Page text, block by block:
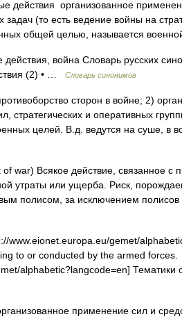
действия организованное
(то есть ведение войны на
общей целью, называется
война Словарь русских
(2) • …
Словарь синонимов
сторон в войне; 2)
стратегических и оперативных
целей. В.д. ведутся на суше,
war) Всякое действие, связанное с
утраты или ущерба. Риск,
полисом, за исключением
gemet/
to or conducted by the armed forces.
alphabetic?langcode=en]
применение сил и